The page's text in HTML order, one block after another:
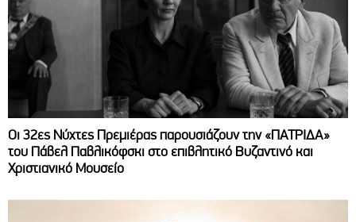
Οι 32ες Νύχτες Πρεμιέρας παρουσιάζουν την «ΠΑΤΡΙΔΑ»
του Πάβελ Παβλικόφσκι στο επιβλητικό Βυζαντινό και
Χριστιανικό Μουσείο